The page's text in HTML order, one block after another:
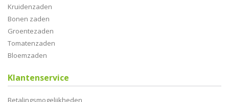
Kruidenzaden
Bonen zaden
Groentezaden
Tomatenzaden
Bloemzaden
Klantenservice